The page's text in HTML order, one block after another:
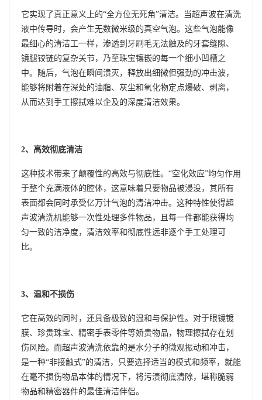
它实现了真正意义上的“全方位无死角”清洁。当超声波在清洗
液中传导时，会产生无数微米级的真空气泡。这些气泡能像
最细心的清洁工一样，渗透到牙刷毛无法触及的牙套缝隙、
镜腿铰链的复杂关节，乃至珠宝镶嵌的每一个细小凹槽之
中。随后，气泡在瞬间溃灭，释放出细微但强劲的冲击波，
能够将附着在深处的油脂、灰尘和氧化物定点爆破、剥离，
从而达到手工擦拭难以企及的深度清洁效果。
2、高效彻底清洁
这种技术带来了颠覆性的高效与彻底性。“空化效应”均匀作用
于整个充满液体的腔体，这意味着只要物品被浸没，其所有
表面都会同时承受亿万计气泡的清洁冲击。这种特性使得超
声波清洗机能够一次性处理多件物品，且每一件都能获得均
匀一致的洁净度，清洁效率和彻底性远非逐个手工处理可
比。
3、温和不损伤
它在高效的同时，还具备极致的温和与保护性。对于眼镜镀
膜、珍贵珠宝、精密手表零件等娇贵物品，物理擦拭存在划
伤风险。而超声波清洗依靠的是水分子的微观振动和冲击，
是一种“非接触式”的清洁，只要选择适当的模式和频率，就能
在毫不损伤物品本体的情况下，将污渍彻底清除，堪称脆弱
物品和精密器件的最佳清洁伴侣。